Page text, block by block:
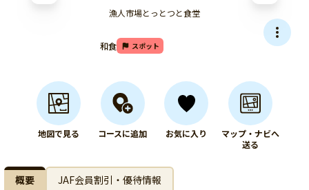
漁人市場とっとつと食堂
和食 スポット
地図で見る コースに追加 お気に入り
マップ・ナビへ
送る
概要 JAF会員割引・優待情報